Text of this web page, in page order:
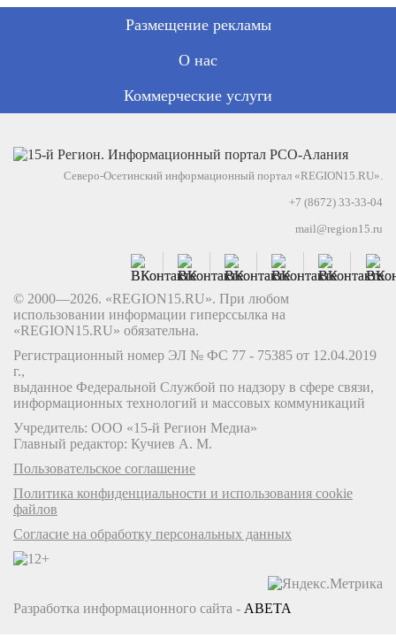
Размещение рекламы
О нас
Коммерческие услуги
Северо-Осетинский информационный портал «REGION15.RU».
+7 (8672) 33-33-04
mail@region15.ru
© 2000—2026. «REGION15.RU». При любом
использовании информации гиперссылка на
«REGION15.RU» обязательна.
Регистрационный номер ЭЛ № ФС 77 - 75385 от 12.04.2019
г.,
выданное Федеральной Службой по надзору в сфере связи,
информационных технологий и массовых коммуникаций
Учредитель: ООО «15-й Регион Медиа»
Главный редактор: Кучиев А. М.
Пользовательское соглашение
Политика конфиденциальности и использования cookie
файлов
Согласие на обработку персональных данных
Разработка информационного сайта - ABETA